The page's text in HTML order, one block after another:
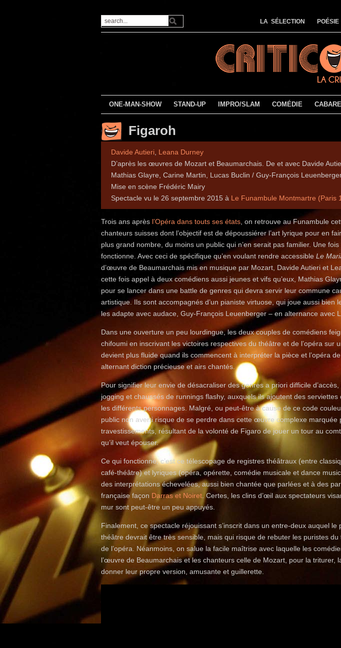
LA SÉLECTION POÉSIE
ONE-MAN-SHOW STAND-UP IMPRO/SLAM COMÉDIE
Figaroh
Davide Autieri Leana Durney
D’après les œuvres de Mozart et Beaumarchais. De et avec Davide
Mathias Glayre, Carine Martin, Lucas Buclin / Guy-François
Mise en scène Frédéric Mairy
Spectacle vu le 26 septembre 2015 à Le Funambule Montmartre (Paris
Trois ans après l’Opéra dans touts ses états , on retrouve au Funambule
chanteurs suisses dont l’objectif est de dépoussiérer l’art lyrique pour en
plus grand nombre, du moins un public qui n’en serait pas familier. Une
fonctionne. Avec ceci de spécifique qu’en voulant rendre accessible Le
d’œuvre de Beaumarchais mis en musique par Mozart, Davide Autieri et
cette fois appel à deux comédiens aussi jeunes et vifs qu’eux, Mathias
pour se lancer dans une battle de genres qui devra servir leur commune
artistique. Ils sont accompagnés d’un pianiste virtuose, qui joue aussi bien
les adapte avec audace, Guy-François Leuenberger – en alternance avec
Dans une ouverture un peu lourdingue, les deux couples de comédiens
chifoumi en inscrivant les victoires respectives du théâtre et de l’opéra sur
devient plus fluide quand ils commencent à interpréter la pièce et l’opéra
alternant diction précieuse et airs chantés.
Pour signifier leur envie de désacraliser des genres a priori difficile
jogging et chaussés de runnings flashy, auxquels ils ajoutent des serviettes
les différents personnages. Malgré, ou peut-être à cause de ce code
public non averti risque de se perdre dans cette œuvre complexe marquée
travestissements, résultant de la volonté de Figaro de jouer un tour au
qu’il veut épouser.
Ce qui fonctionne, c’est ce télescopage de registres théâtraux (entre
café-théâtre) et lyriques (opéra, opérette, comédie musicale et dance
des interprétations échevelées, aussi bien chantée que parlées et à des
française façon Darras et Noiret . Certes, les clins d’œil aux spectateurs
mur sont peut-être un peu appuyés.
Finalement, ce spectacle réjouissant s’inscrit dans un entre-deux auquel le
théâtre devrait être très sensible, mais qui risque de rebuter les puristes
de l’opéra. Néanmoins, on salue la facile maîtrise avec laquelle les
l’œuvre de Beaumarchais et les chanteurs celle de Mozart, pour la triturer,
donner leur propre version, amusante et guillerette.